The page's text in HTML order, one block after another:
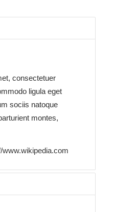
consectetuer
ligula eget
sociis natoque
montes,
www.wikipedia.com